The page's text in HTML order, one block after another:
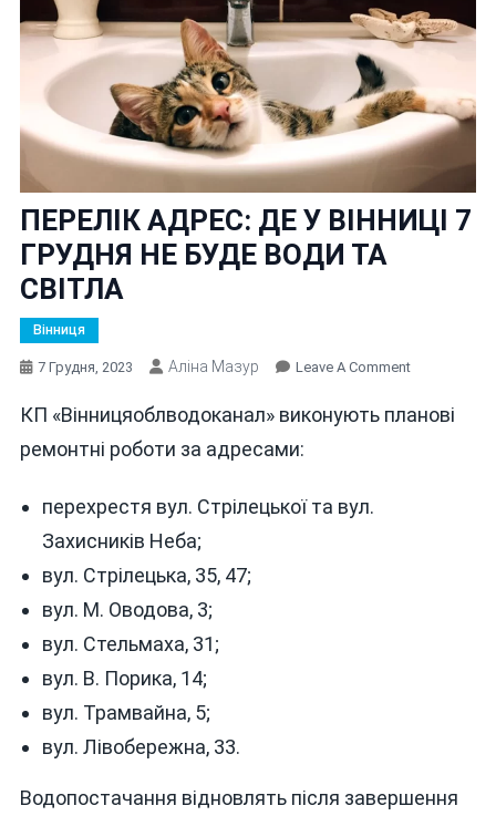
ПЕРЕЛІК АДРЕС: ДЕ У ВІННИЦІ 7
ГРУДНЯ НЕ БУДЕ ВОДИ ТА
СВІТЛА
Вінниця
7 Грудня, 2023 Аліна Мазур Leave A CommentOn
АДРЕС:
КП «Вінницяоблводоканал» виконують планові
ремонтні роботи за адресами:
перехрестя вул. Стрілецької та вул.
Захисників Неба;
вул. Стрілецька, 35, 47;
вул. М. Оводова, 3;
вул. Стельмаха, 31;
вул. В. Порика, 14;
вул. Трамвайна, 5;
вул. Лівобережна, 33.
Водопостачання відновлять після завершення